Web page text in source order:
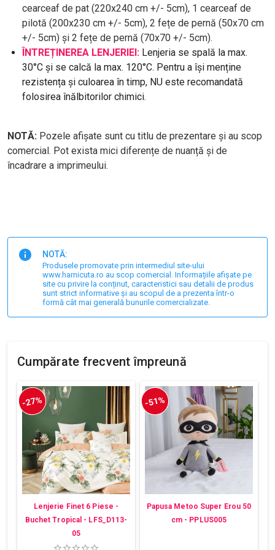
cearceaf de pat (220x240 cm +/- 5cm), 1 cearceaf de
pilotă (200x230 cm +/- 5cm), 2 fețe de pernă (50x70 cm
+/- 5cm) și 2 fețe de pernă (70x70 +/- 5cm).
ÎNTREȚINEREA LENJERIEI: Lenjeria se spală la max.
30°C și se calcă la max. 120°C. Pentru a își menține
rezistența și culoarea în timp, NU este recomandată
folosirea înălbitorilor chimici.
NOTĂ: Pozele afișate sunt cu titlu de prezentare și au scop
comercial. Pot exista mici diferențe de nuanță și de
încadrare a imprimeului.
NOTĂ:
Produsele promovate prin intermediul site-ului
www.harnicuta.ro au scop comercial. Informațiile afișate pe
site cu privire la conținut, caracteristici sau detalii de produs
sunt strict informative și au scopul de a prezenta într-o
formă cât mai generală bunurile comercializate.
Cumpărate frecvent împreună
-27%
Lenjerie Finet 6 Piese -
Buchet Tropical - LFS_D113-
05
-51%
Papusa Metoo Super Erou 50
cm - PPLUS005